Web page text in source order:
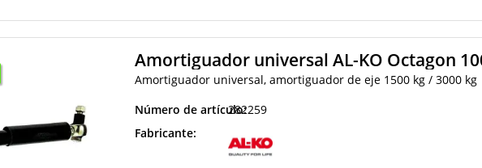
Amortiguador universal AL-KO Octagon
Amortiguador universal, amortiguador de eje 1500 kg / 3000 kg
Número de artículo:282259
Fabricante: